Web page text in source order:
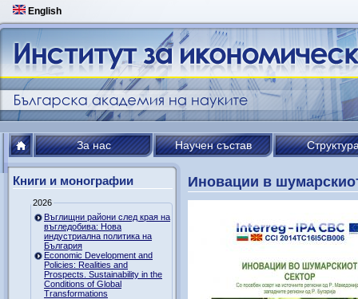
English
За нас Научен състав
Книги и монографии
2026
Въглищни райони след края на
въгледобива: Нова
индустриална политика на
България
Economic Development and
Policies: Realities and
Prospects. Sustainability in the
Conditions of Global
Transformations
Иновации в